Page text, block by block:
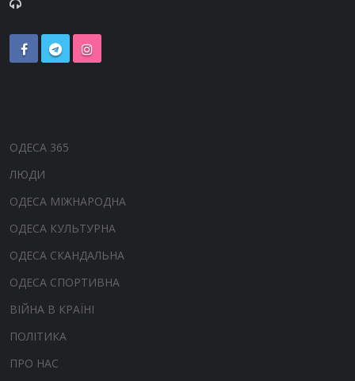
ОДЕСА 365
ЛЮДИ
ОДЕСА МІЖНАРОДНА
ОДЕСА КУЛЬТУРНА
ОДЕСА СКАНДАЛЬНА
ОДЕСА СПОРТИВНА
ВІЙНА В КРАЇНІ
ПОЛІТИКА
ПРО НАС